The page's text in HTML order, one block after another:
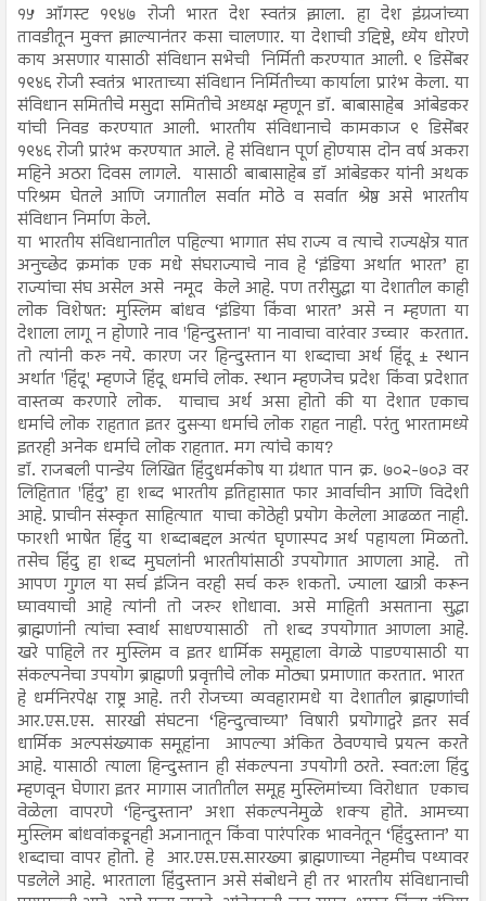
१५ ऑगस्ट १९४७ रोजी भारत देश स्वतंत्र झाला. हा देश इंग्रजांच्या
तावडीतून मुक्त झाल्यानंतर कसा चालणार. या देशाची उद्दिष्टे, ध्येय धोरणे
काय असणार यासाठी संविधान सभेची निर्मिती करण्यात आली. ९ डिसेंबर
१९४६ रोजी स्वतंत्र भारताच्या संविधान निर्मितीच्या कार्याला प्रारंभ केला. या
संविधान समितीचे मसुदा समितीचे अध्यक्ष म्हणून डॉ. बाबासाहेब आंबेडकर
यांची निवड करण्यात आली. भारतीय संविधानाचे कामकाज ९ डिसेंबर
१९४६ रोजी प्रारंभ करण्यात आले. हे संविधान पूर्ण होण्यास दोन वर्ष अकरा
महिने अठरा दिवस लागले. यासाठी बाबासाहेब डॉ आंबेडकर यांनी अथक
परिश्रम घेतले आणि जगातील सर्वात मोठे व सर्वात श्रेष्ठ असे भारतीय
संविधान निर्माण केले.
या भारतीय संविधानातील पहिल्या भागात संघ राज्य व त्याचे राज्यक्षेत्र यात
अनुच्छेद क्रमांक एक मधे संघराज्याचे नाव हे ‘इंडिया अर्थात भारत’ हा
राज्यांचा संघ असेल असे नमूद केले आहे. पण तरीसुद्धा या देशातील काही
लोक विशेषत: मुस्लिम बांधव ‘इंडिया किंवा भारत’ असे न म्हणता या
देशाला लागू न होणारे नाव 'हिन्दुस्तान' या नावाचा वारंवार उच्चार करतात.
तो त्यांनी करु नये. कारण जर हिन्दुस्तान या शब्दाचा अर्थ हिंदू ± स्थान
अर्थात 'हिंदू' म्हणजे हिंदू धर्माचे लोक. स्थान म्हणजेच प्रदेश किंवा प्रदेशात
वास्तव्य करणारे लोक. याचाच अर्थ असा होतो की या देशात एकाच
धर्माचे लोक राहतात इतर दुसऱ्या धर्माचे लोक राहत नाही. परंतु भारतामध्ये
इतरही अनेक धर्माचे लोक राहतात. मग त्यांचे काय?
डॉ. राजबली पान्डेय लिखित हिंदुधर्मकोष या ग्रंथात पान क्र. ७०२-७०३ वर
लिहितात 'हिंदु’ हा शब्द भारतीय इतिहासात फार आर्वाचीन आणि विदेशी
आहे. प्राचीन संस्कृत साहित्यात याचा कोठेही प्रयोग केलेला आढळत नाही.
फारशी भाषेत हिंदु या शब्दाबद्दल अत्यंत घृणास्पद अर्थ पहायला मिळतो.
तसेच हिंदु हा शब्द मुघलांनी भारतीयांसाठी उपयोगात आणला आहे. तो
आपण गुगल या सर्च इंजिन वरही सर्च करु शकतो. ज्याला खात्री करून
घ्यावयाची आहे त्यांनी तो जरुर शोधावा. असे माहिती असताना सुद्धा
ब्राह्मणांनी त्यांचा स्वार्थ साधण्यासाठी तो शब्द उपयोगात आणला आहे.
खरे पाहिले तर मुस्लिम व इतर धार्मिक समूहाला वेगळे पाडण्यासाठी या
संकल्पनेचा उपयोग ब्राह्मणी प्रवृत्तीचे लोक मोठ्या प्रमाणात करतात. भारत
हे धर्मनिरपेक्ष राष्ट्र आहे. तरी रोजच्या व्यवहारामधे या देशातील ब्राह्मणांची
आर.एस.एस. सारखी संघटना ‘हिन्दुत्वाच्या’ विषारी प्रयोगाद्वरे इतर सर्व
धार्मिक अल्पसंख्याक समूहांना आपल्या अंकित ठेवण्याचे प्रयत्न करते
आहे. यासाठी त्याला हिन्दुस्तान ही संकल्पना उपयोगी ठरते. स्वत:ला हिंदु
म्हणवून घेणारा इतर मागास जातीतील समूह मुस्लिमांच्या विरोधात एकाच
वेळेला वापरणे ‘हिन्दुस्तान’ अशा संकल्पनेमुळे शक्य होते. आमच्या
मुस्लिम बांधवांकडूनही अज्ञानातून किंवा पारंपरिक भावनेतून ‘हिंदुस्तान’ या
शब्दाचा वापर होतो. हे आर.एस.एस.सारख्या ब्राह्मणाच्या नेहमीच पथ्यावर
पडलेले आहे. भारताला हिंदुस्तान असे संबोधने ही तर भारतीय संविधानाची